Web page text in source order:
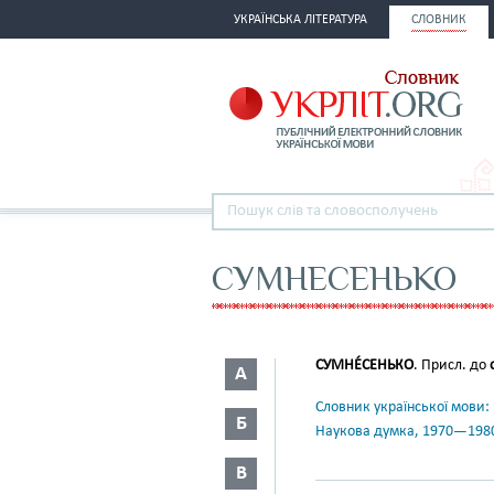
УКРАЇНСЬКА ЛІТЕРАТУРА СЛОВНИК
СУМНЕСЕНЬКО
А
Б
В
СУМНЕ́СЕНЬКО. Присл. до
Словник української
Наукова думка,